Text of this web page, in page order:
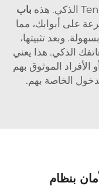
باب
على أبوابك، مما
وبعد تثبيتها،
الذكي. هذا يعني
الموثوق بهم
الخاصة بهم.
بنظام